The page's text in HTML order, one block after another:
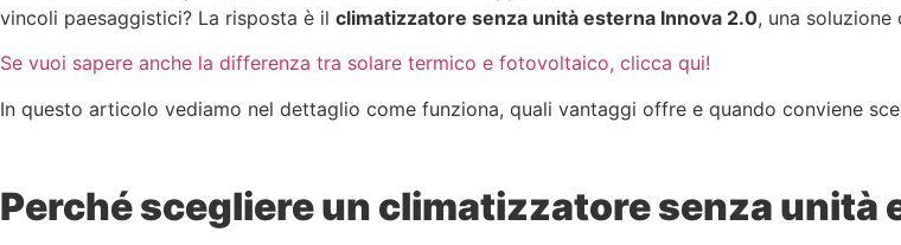
vincoli paesaggistici? La risposta è il climatizzatore senza unità esterna Innova 2.0, una
Se vuoi sapere anche la differenza tra solare termico e fotovoltaico, clicca qui!
In questo articolo vediamo nel dettaglio come funziona, quali vantaggi offre e quando conviene
Perché scegliere un climatizzatore senza unità